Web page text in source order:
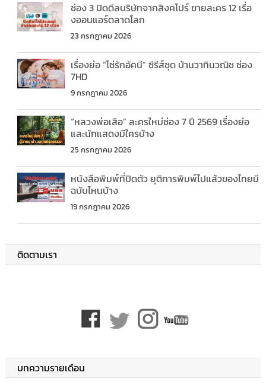
ช่อง 3 ปิดดีลบริษัทจากสิงคโปร์ ขายละคร 12 เรื่อ
งออนแอร์ตลาดโลก
23 กรกฎาคม 2026
เรื่องย่อ “โซ่รักอัคนี” ซีรีส์ชุด บ้านวาทินวณิช ช่อง
7HD
9 กรกฎาคม 2026
“หลวงพ่อเสือ” ละครใหม่ช่อง 7 ปี 2569 เรื่องย่อ
และนักแสดงมีใครบ้าง
25 กรกฎาคม 2026
หนังสือพิมพ์ที่ปิดตัว ยุติการพิมพ์ไปแล้วของไทยมี
ฉบับไหนบ้าง
19 กรกฎาคม 2026
ติดตามเรา
บทความรายเดือน